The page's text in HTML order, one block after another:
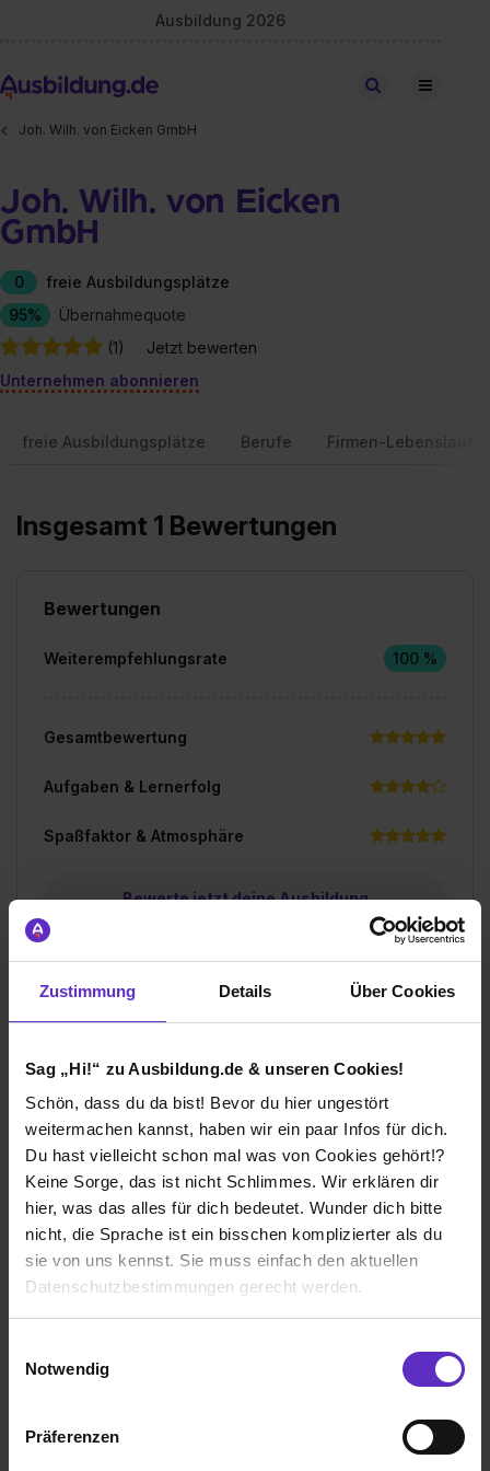
Zustimmung Details Über Cookies
Sag „Hi!“ zu Ausbildung.de & unseren Cookies!
Schön, dass du da bist! Bevor du hier ungestört
weitermachen kannst, haben wir ein paar Infos für dich.
Du hast vielleicht schon mal was von Cookies gehört!?
Keine Sorge, das ist nicht Schlimmes. Wir erklären dir
hier, was das alles für dich bedeutet. Wunder dich bitte
nicht, die Sprache ist ein bisschen komplizierter als du
sie von uns kennst. Sie muss einfach den aktuellen
Datenschutzbestimmungen gerecht werden.
Benutzung der Webseite getroffenen Einstellungen zu
Notwendig
Präferenzen
Ausbildung 2026
Stellen finden
Joh. Wilh. von Eicken GmbH
Joh. Wilh. von Eicken
GmbH
0
freie Ausbildungsplätze
95%
Übernahmequote
(1)
Jetzt bewerten
Unternehmen abonnieren
freie Ausbildungsplätze Berufe Firmen-Lebenslauf
Insgesamt 1 Bewertungen
Ich würde diese Firma
Wie gefällt dir die Ausbildung bei deiner
Firma?
Wir haben eine eigene Ausbildungswerkstatt, in der es
sich ausschließlich um die Azubis dreht. Die Ausbilder
Grundfertigkeiten erlernt hat geht es in die Produktion,
wo man die verschiedenen Abteilungen und
Bewertungen
Weiterempfehlungsrate 100 %
Gesamtbewertung
Aufgaben & Lernerfolg
Spaßfaktor & Atmosphäre
Bewerte jetzt deine Ausbildung